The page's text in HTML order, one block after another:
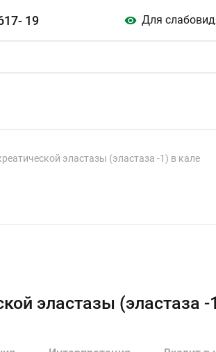
19 Для
эластазы (эластаза -1) в кале
эластазы (эластаза -